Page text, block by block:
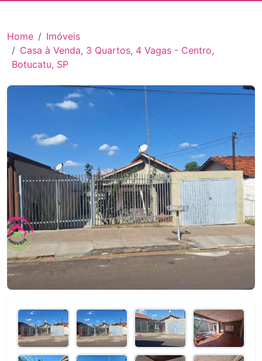
Home
Imóveis
Casa à Venda, 3 Quartos, 4 Vagas - Centro,
Botucatu, SP